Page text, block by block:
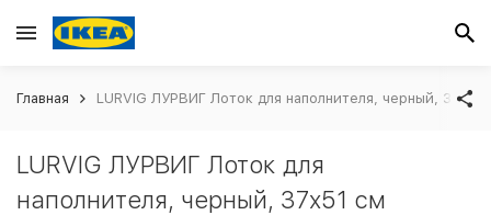
Главная LURVIG ЛУРВИГ Лоток для наполнителя, черный, 37x51
LURVIG ЛУРВИГ Лоток для
наполнителя, черный, 37x51 см